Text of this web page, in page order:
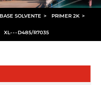
SOLVENTE > PRIMER 2K >
XL- - -D485/R7035